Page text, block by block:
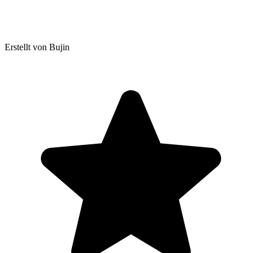
Erstellt von Bujin